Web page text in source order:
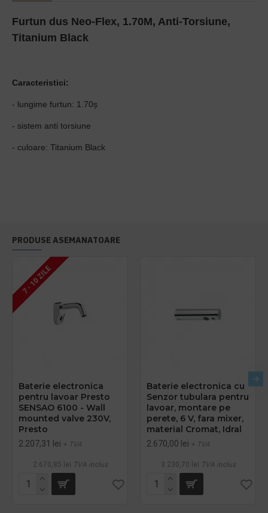
Furtun dus Neo-Flex, 1.70M, Anti-Torsiune,
Titanium Black
Caracteristici:
- lungime furtun: 1.70ș
- sistem anti torsiune
- culoare: Titanium Black
PRODUSE ASEMANATOARE
7 - 10 ZILE
Baterie electronica
pentru lavoar Presto
SENSAO 6100 - Wall
mounted valve 230V,
Presto
2.207,31 lei + TVA
2.670,85 lei TVA inclus
Baterie electronica cu
Senzor tubulara pentru
lavoar, montare pe
perete, 6 V, fara mixer,
material Cromat, Idral
2.670,00 lei + TVA
3.230,70 lei TVA inclus